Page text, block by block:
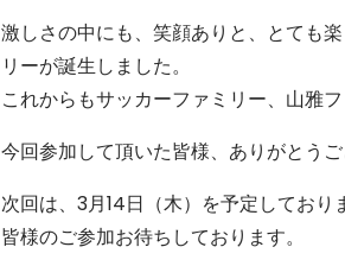
激しさの中にも、笑顔ありと、とても
リーが誕生しました。
これからもサッカーファミリー、山雅
今回参加して頂いた皆様、ありがとうご
次回は、3月14日（木）を予定しており
皆様のご参加お待ちしております。